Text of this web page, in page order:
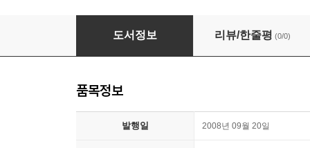
시흥 아리랑
도서정보 리뷰/한줄평 (0/0)
품목정보
발행일 2008년 09월 20일